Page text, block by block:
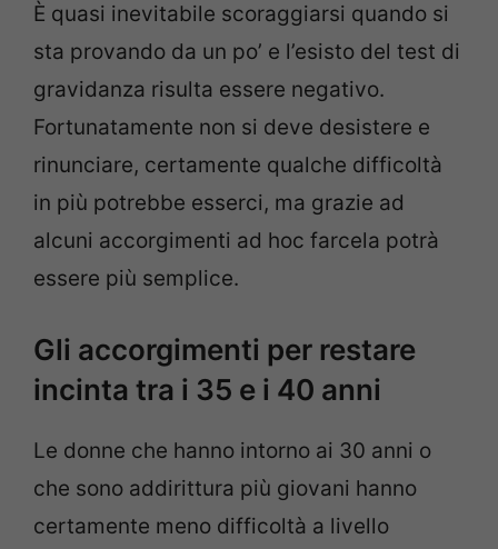
È quasi inevitabile scoraggiarsi quando si
sta provando da un po’ e l’esisto del test di
gravidanza risulta essere negativo.
Fortunatamente non si deve desistere e
rinunciare, certamente qualche difficoltà
in più potrebbe esserci, ma grazie ad
alcuni accorgimenti ad hoc farcela potrà
essere più semplice.
Gli accorgimenti per restare
incinta tra i 35 e i 40 anni
Le donne che hanno intorno ai 30 anni o
che sono addirittura più giovani hanno
certamente meno difficoltà a livello